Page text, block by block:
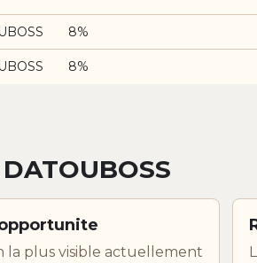
8%
8%
la plus visible actuellement